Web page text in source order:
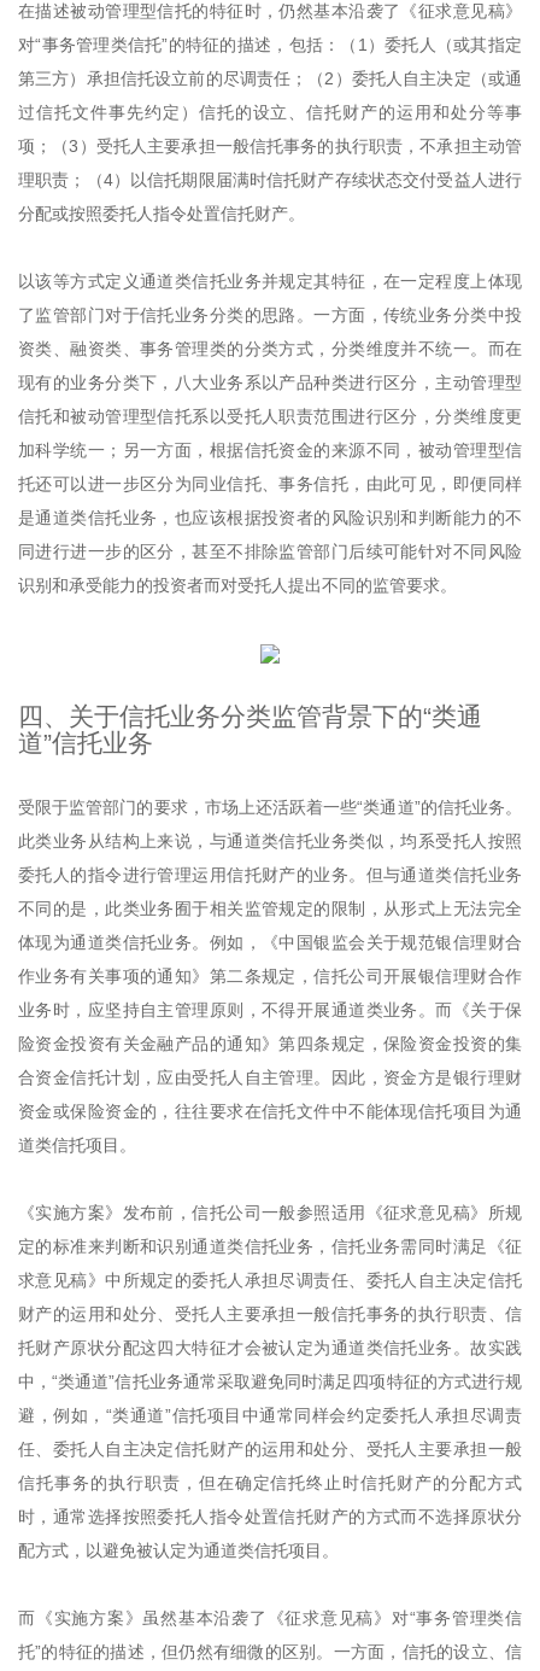
在描述被动管理型信托的特征时，仍然基本沿袭了《征求意见稿》
对“事务管理类信托”的特征的描述，包括：（1）委托人（或其指定
第三方）承担信托设立前的尽调责任；（2）委托人自主决定（或通
过信托文件事先约定）信托的设立、信托财产的运用和处分等事
项；（3）受托人主要承担一般信托事务的执行职责，不承担主动管
理职责；（4）以信托期限届满时信托财产存续状态交付受益人进行
分配或按照委托人指令处置信托财产。
以该等方式定义通道类信托业务并规定其特征，在一定程度上体现
了监管部门对于信托业务分类的思路。一方面，传统业务分类中投
资类、融资类、事务管理类的分类方式，分类维度并不统一。而在
现有的业务分类下，八大业务系以产品种类进行区分，主动管理型
信托和被动管理型信托系以受托人职责范围进行区分，分类维度更
加科学统一；另一方面，根据信托资金的来源不同，被动管理型信
托还可以进一步区分为同业信托、事务信托，由此可见，即便同样
是通道类信托业务，也应该根据投资者的风险识别和判断能力的不
同进行进一步的区分，甚至不排除监管部门后续可能针对不同风险
识别和承受能力的投资者而对受托人提出不同的监管要求。
四、关于信托业务分类监管背景下的“类通
道”信托业务
受限于监管部门的要求，市场上还活跃着一些“类通道”的信托业务。
此类业务从结构上来说，与通道类信托业务类似，均系受托人按照
委托人的指令进行管理运用信托财产的业务。但与通道类信托业务
不同的是，此类业务囿于相关监管规定的限制，从形式上无法完全
体现为通道类信托业务。例如，《中国银监会关于规范银信理财合
作业务有关事项的通知》第二条规定，信托公司开展银信理财合作
业务时，应坚持自主管理原则，不得开展通道类业务。而《关于保
险资金投资有关金融产品的通知》第四条规定，保险资金投资的集
合资金信托计划，应由受托人自主管理。因此，资金方是银行理财
资金或保险资金的，往往要求在信托文件中不能体现信托项目为通
道类信托项目。
《实施方案》发布前，信托公司一般参照适用《征求意见稿》所规
定的标准来判断和识别通道类信托业务，信托业务需同时满足《征
求意见稿》中所规定的委托人承担尽调责任、委托人自主决定信托
财产的运用和处分、受托人主要承担一般信托事务的执行职责、信
托财产原状分配这四大特征才会被认定为通道类信托业务。故实践
中，“类通道”信托业务通常采取避免同时满足四项特征的方式进行规
避，例如，“类通道”信托项目中通常同样会约定委托人承担尽调责
任、委托人自主决定信托财产的运用和处分、受托人主要承担一般
信托事务的执行职责，但在确定信托终止时信托财产的分配方式
时，通常选择按照委托人指令处置信托财产的方式而不选择原状分
配方式，以避免被认定为通道类信托项目。
而《实施方案》虽然基本沿袭了《征求意见稿》对“事务管理类信
托”的特征的描述，但仍然有细微的区别。一方面，信托的设立、信